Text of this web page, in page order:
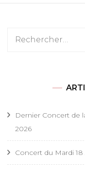
Rechercher :
Dernier Concert de
2026
Concert du Mardi